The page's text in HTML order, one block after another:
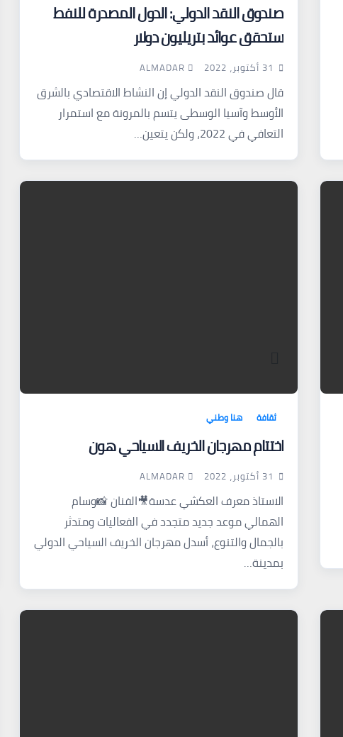
صندوق النقد الدولي: الدول المصدرة للنفط
ستحقق عوائد بتريليون دولار
31 أكتوبر، 2022 ALMADAR
قال صندوق النقد الدولي إن النشاط الاقتصادي بالشرق
الأوسط وآسيا الوسطى يتسم بالمرونة مع استمرار
التعافي في 2022، ولكن يتعين…
ثقافة هنا وطني
اختتام مهرجان الخريف السياحي هون
31 أكتوبر، 2022 ALMADAR
الاستاذ معرف العكشي عدسة🎥الفنان 📸وسام
الهمالي موعد جديد متجدد في الفعاليات ومتدثر
بالجمال والتنوع، أسدل مهرجان الخريف السياحي الدولي
بمدينة…